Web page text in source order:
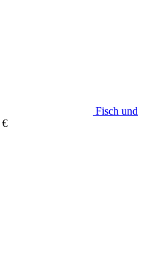
Fisch und
€